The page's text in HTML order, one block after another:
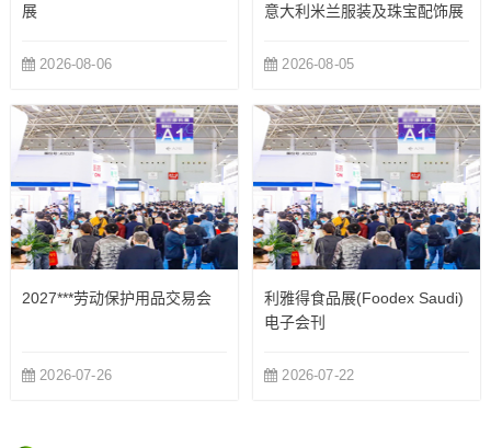
展
2026-08-06
意大利米兰服装及珠宝配饰展
2026-08-05
2027***劳动保护用品交易会
2026-07-26
利雅得食品展(Foodex Saudi)
电子会刊
2026-07-22